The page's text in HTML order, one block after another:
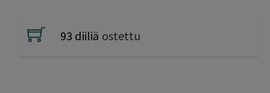
93 diiliä ostettu